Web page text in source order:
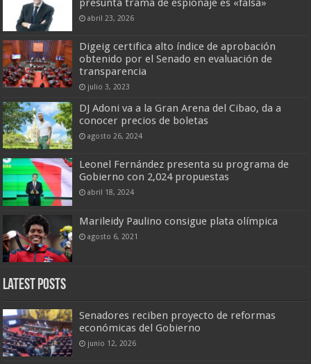
presunta trama de espionaje es «falsa»
abril 23, 2026
Digeig certifica alto índice de aprobación
obtenido por el Senado en evaluación de
transparencia
julio 3, 2023
DJ Adoni va a la Gran Arena del Cibao, da a
conocer precios de boletas
agosto 26, 2024
Leonel Fernández presenta su programa de
Gobierno con 2,024 propuestas
abril 18, 2024
Marileidy Paulino consigue plata olímpica
agosto 6, 2021
Latest Posts
Senadores reciben proyecto de reformas
económicas del Gobierno
junio 12, 2026